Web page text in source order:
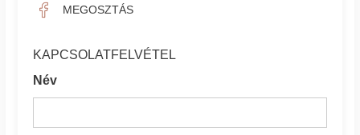
MEGOSZTÁS
KAPCSOLATFELVÉTEL
Név